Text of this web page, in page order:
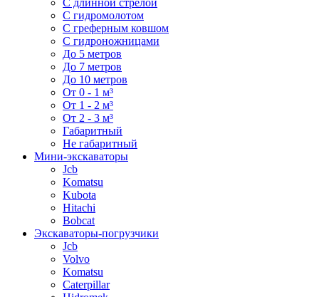
С длинной стрелой
С гидромолотом
С греферным ковшом
С гидроножницами
До 5 метров
До 7 метров
До 10 метров
От 0 - 1 м³
От 1 - 2 м³
От 2 - 3 м³
Габаритный
Не габаритный
Мини-экскаваторы
Jcb
Komatsu
Kubota
Hitachi
Bobcat
Экскаваторы-погрузчики
Jcb
Volvo
Komatsu
Caterpillar